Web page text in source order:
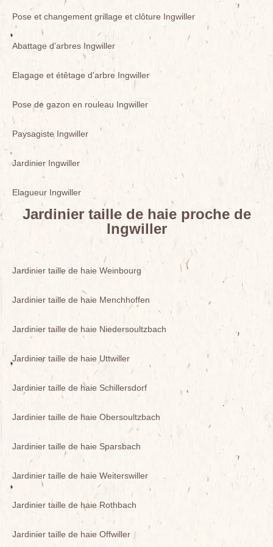
Pose et changement grillage et clôture Ingwiller
Abattage d'arbres Ingwiller
Elagage et étêtage d'arbre Ingwiller
Pose de gazon en rouleau Ingwiller
Paysagiste Ingwiller
Jardinier Ingwiller
Elagueur Ingwiller
Jardinier taille de haie proche de
Ingwiller
Jardinier taille de haie Weinbourg
Jardinier taille de haie Menchhoffen
Jardinier taille de haie Niedersoultzbach
Jardinier taille de haie Uttwiller
Jardinier taille de haie Schillersdorf
Jardinier taille de haie Obersoultzbach
Jardinier taille de haie Sparsbach
Jardinier taille de haie Weiterswiller
Jardinier taille de haie Rothbach
Jardinier taille de haie Offwiller